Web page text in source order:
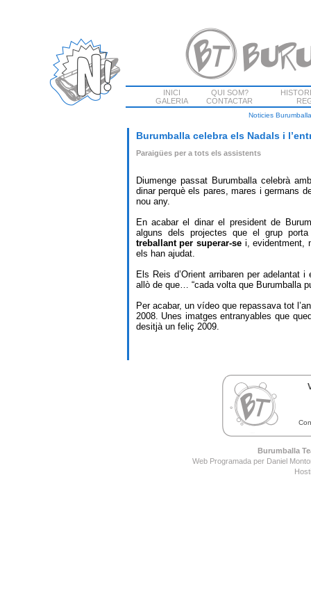
INICI QUI SOM?
GALERIA
CONTACTAR
Noticies Burumballa
Burumballa celebra els Nadals i
Paraigües per a tots els assistents
Diumenge passat Burumballa celebrà
dinar perquè els pares, mares i germans
nou any.
En acabar el dinar el president de
alguns dels projectes que el grup
treballant per superar-sei, evidentment,
els han ajudat.
Els Reis d’Orient arribaren per adelantat
allò de que… “cada volta que Burumballa
Per acabar, un vídeo que repassava tot
2008. Unes imatges entranyables que
desitjà un feliç 2009.
Burumballa
Web Programada per Daniel